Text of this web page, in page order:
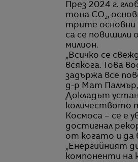
През 2024 г.
тона CO₂,
трите основни
са се повишили
милион.
„Всичко се
всякога. Това
задържа все
д-р Мат Палмър,
Докладът
количеството
Космоса – се е
достигнал
от когато и да
„Енергийният
компоненти на